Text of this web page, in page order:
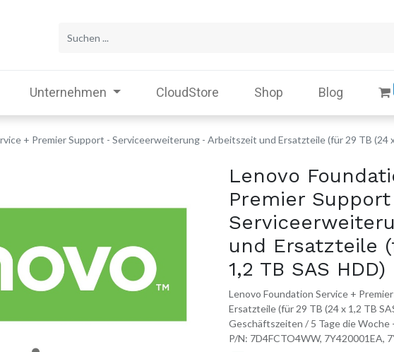
Unternehmen CloudStore Shop Blog
+ Premier Support - Serviceerweiterung - Arbeitszeit und Ersatzteile (für 29 TB (24
Lenovo
Premier
und Ersatzteile
1,2 TB SAS HDD)
Lenovo Foundation Service +
Ersatzteile (für 29 TB (24 x 1,2 TB
Geschäftszeiten / 5 Tage die
P/N: 7D4FCTO4WW, 7Y420001EA,